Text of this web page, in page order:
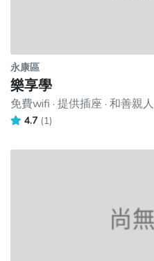
永康區
樂享學
免費wifi · 提供插座 · 和善親人
4.7 (1)